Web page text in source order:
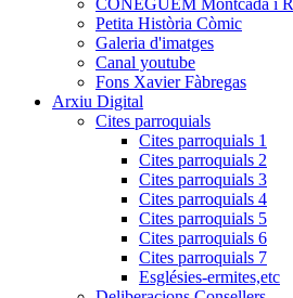
CONEGUEM Montcada i
Petita Història Còmic
Galeria d'imatges
Canal youtube
Fons Xavier Fàbregas
Arxiu Digital
Cites parroquials
Cites parroquials 1
Cites parroquials 2
Cites parroquials 3
Cites parroquials 4
Cites parroquials 5
Cites parroquials 6
Cites parroquials 7
Esglésies-ermites,etc